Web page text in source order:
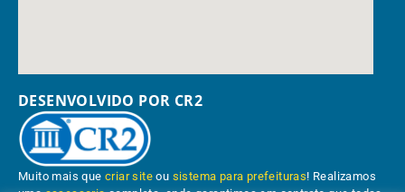
DESENVOLVIDO POR CR2
Muito mais quecriar site ou sistema para prefeituras! Realizamos